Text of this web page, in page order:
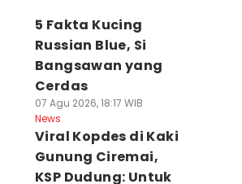
5 Fakta Kucing
Russian Blue, Si
Bangsawan yang
Cerdas
07 Agu 2026, 18:17 WIB
News
Viral Kopdes di Kaki
Gunung Ciremai,
KSP Dudung: Untuk